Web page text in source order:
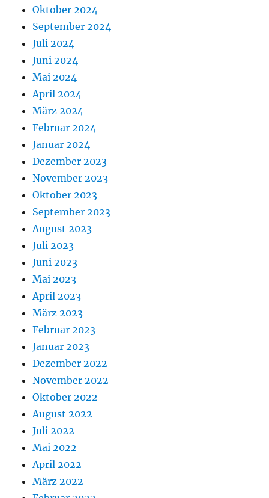
Oktober 2024
September 2024
Juli 2024
Juni 2024
Mai 2024
April 2024
März 2024
Februar 2024
Januar 2024
Dezember 2023
November 2023
Oktober 2023
September 2023
August 2023
Juli 2023
Juni 2023
Mai 2023
April 2023
März 2023
Februar 2023
Januar 2023
Dezember 2022
November 2022
Oktober 2022
August 2022
Juli 2022
Mai 2022
April 2022
März 2022